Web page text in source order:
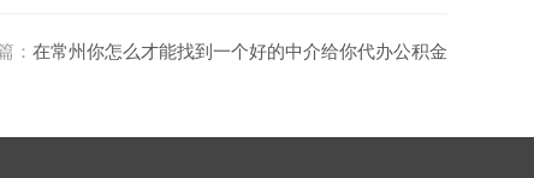
： 在常州你怎么才能找到一个好的中介给你代办公积金